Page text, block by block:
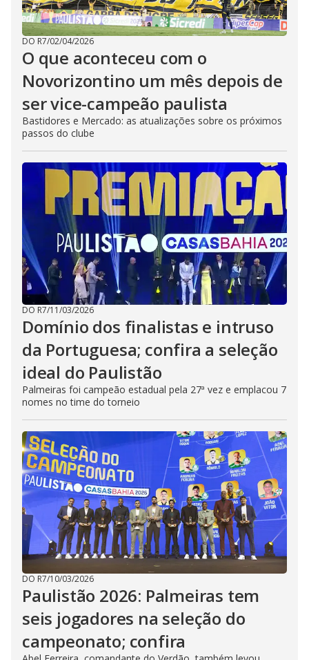
DO R7/02/04/2026
O que aconteceu com o
Novorizontino um mês depois de
ser vice-campeão paulista
Bastidores e Mercado: as atualizações sobre os próximos
passos do clube
DO R7/11/03/2026
Domínio dos finalistas e intruso
da Portuguesa; confira a seleção
ideal do Paulistão
Palmeiras foi campeão estadual pela 27ª vez e emplacou 7
nomes no time do torneio
DO R7/10/03/2026
Paulistão 2026: Palmeiras tem
seis jogadores na seleção do
campeonato; confira